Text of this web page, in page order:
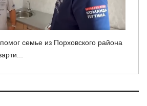
семье из Порховского района